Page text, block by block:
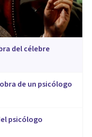
del célebre
de un psicólogo
psicólogo